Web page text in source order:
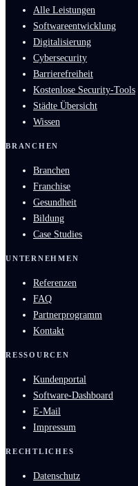
Alle Leistungen
Softwareentwicklung
Digitalisierung
Cybersecurity
Barrierefreiheit
Kostenlose Security-Tools
Städte Übersicht
Wissen
BRANCHEN
Branchen
Franchise
Gesundheit
Bildung
Case Studies
UNTERNEHMEN
Referenzen
FAQ
Partnerprogramm
Kontakt
RESSOURCEN
Kundenportal
Software-Dashboard
E-Mail
Impressum
RECHTLICHES
Datenschutz